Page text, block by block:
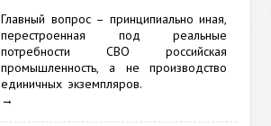
Главный вопрос – принципиально иная,
перестроенная под реальные
потребности СВО российская
промышленность, а не производство
единичных экземпляров.
→